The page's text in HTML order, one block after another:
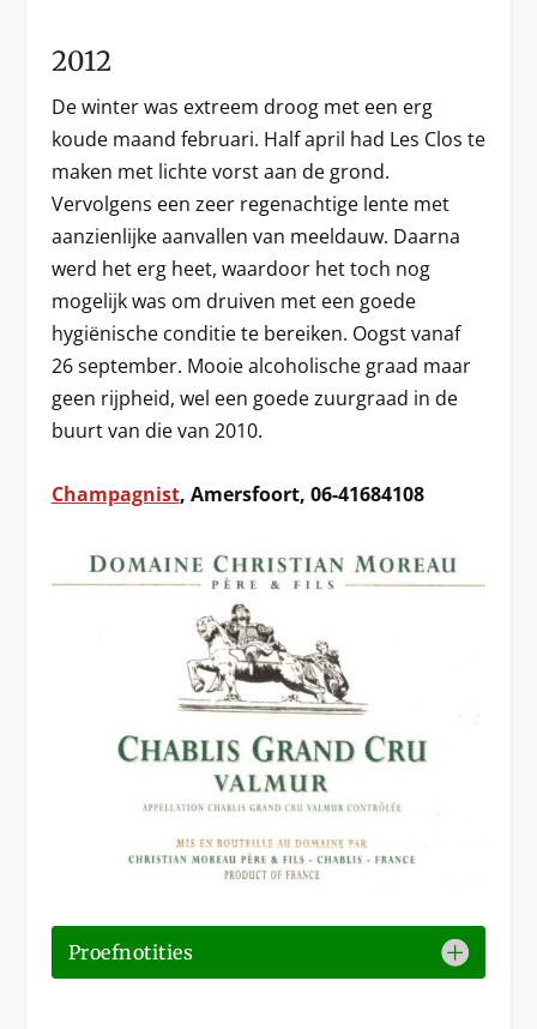
2012
De winter was extreem droog met een erg
koude maand februari. Half april had Les Clos te
maken met lichte vorst aan de grond.
Vervolgens een zeer regenachtige lente met
aanzienlijke aanvallen van meeldauw. Daarna
werd het erg heet, waardoor het toch nog
mogelijk was om druiven met een goede
hygiënische conditie te bereiken. Oogst vanaf
26 september. Mooie alcoholische graad maar
geen rijpheid, wel een goede zuurgraad in de
buurt van die van 2010.
Champagnist, Amersfoort, 06-41684108
Proefnotities